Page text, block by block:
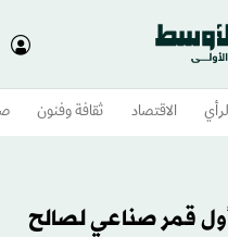
الاقتصاد ثقافة وفنون
قمر صناعي لصالح